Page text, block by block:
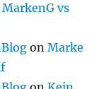
MarkenG vs
onMarke